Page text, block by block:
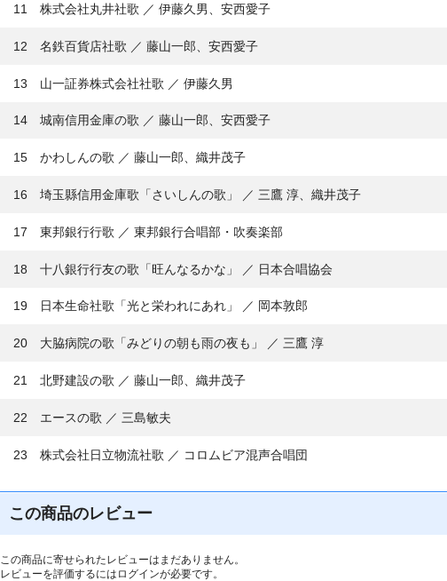
11 株式会社丸井社歌 ／ 伊藤久男、安西愛子
12 名鉄百貨店社歌 ／ 藤山一郎、安西愛子
13 山一証券株式会社社歌 ／ 伊藤久男
14 城南信用金庫の歌 ／ 藤山一郎、安西愛子
15 かわしんの歌 ／ 藤山一郎、織井茂子
16 埼玉縣信用金庫歌「さいしんの歌」 ／ 三鷹 淳、織井茂子
17 東邦銀行行歌 ／ 東邦銀行合唱部・吹奏楽部
18 十八銀行行友の歌「旺んなるかな」 ／ 日本合唱協会
19 日本生命社歌「光と栄われにあれ」 ／ 岡本敦郎
20 大脇病院の歌「みどりの朝も雨の夜も」 ／ 三鷹 淳
21 北野建設の歌 ／ 藤山一郎、織井茂子
22 エースの歌 ／ 三島敏夫
23 株式会社日立物流社歌 ／ コロムビア混声合唱団
この商品のレビュー
この商品に寄せられたレビューはまだありません。
レビューを評価するには ログインが必要です。